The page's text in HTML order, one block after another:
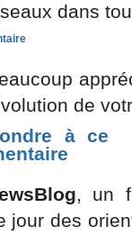
dans
de
, un
jour des